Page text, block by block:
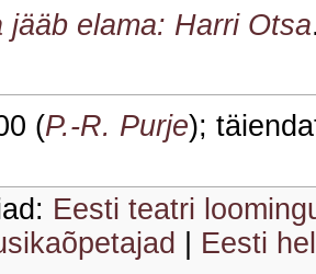
jääb elama: Harri Otsa
(P.-R. Purje);
Eesti teatri
Eesti